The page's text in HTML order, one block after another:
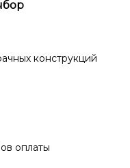
конструкций
оплаты